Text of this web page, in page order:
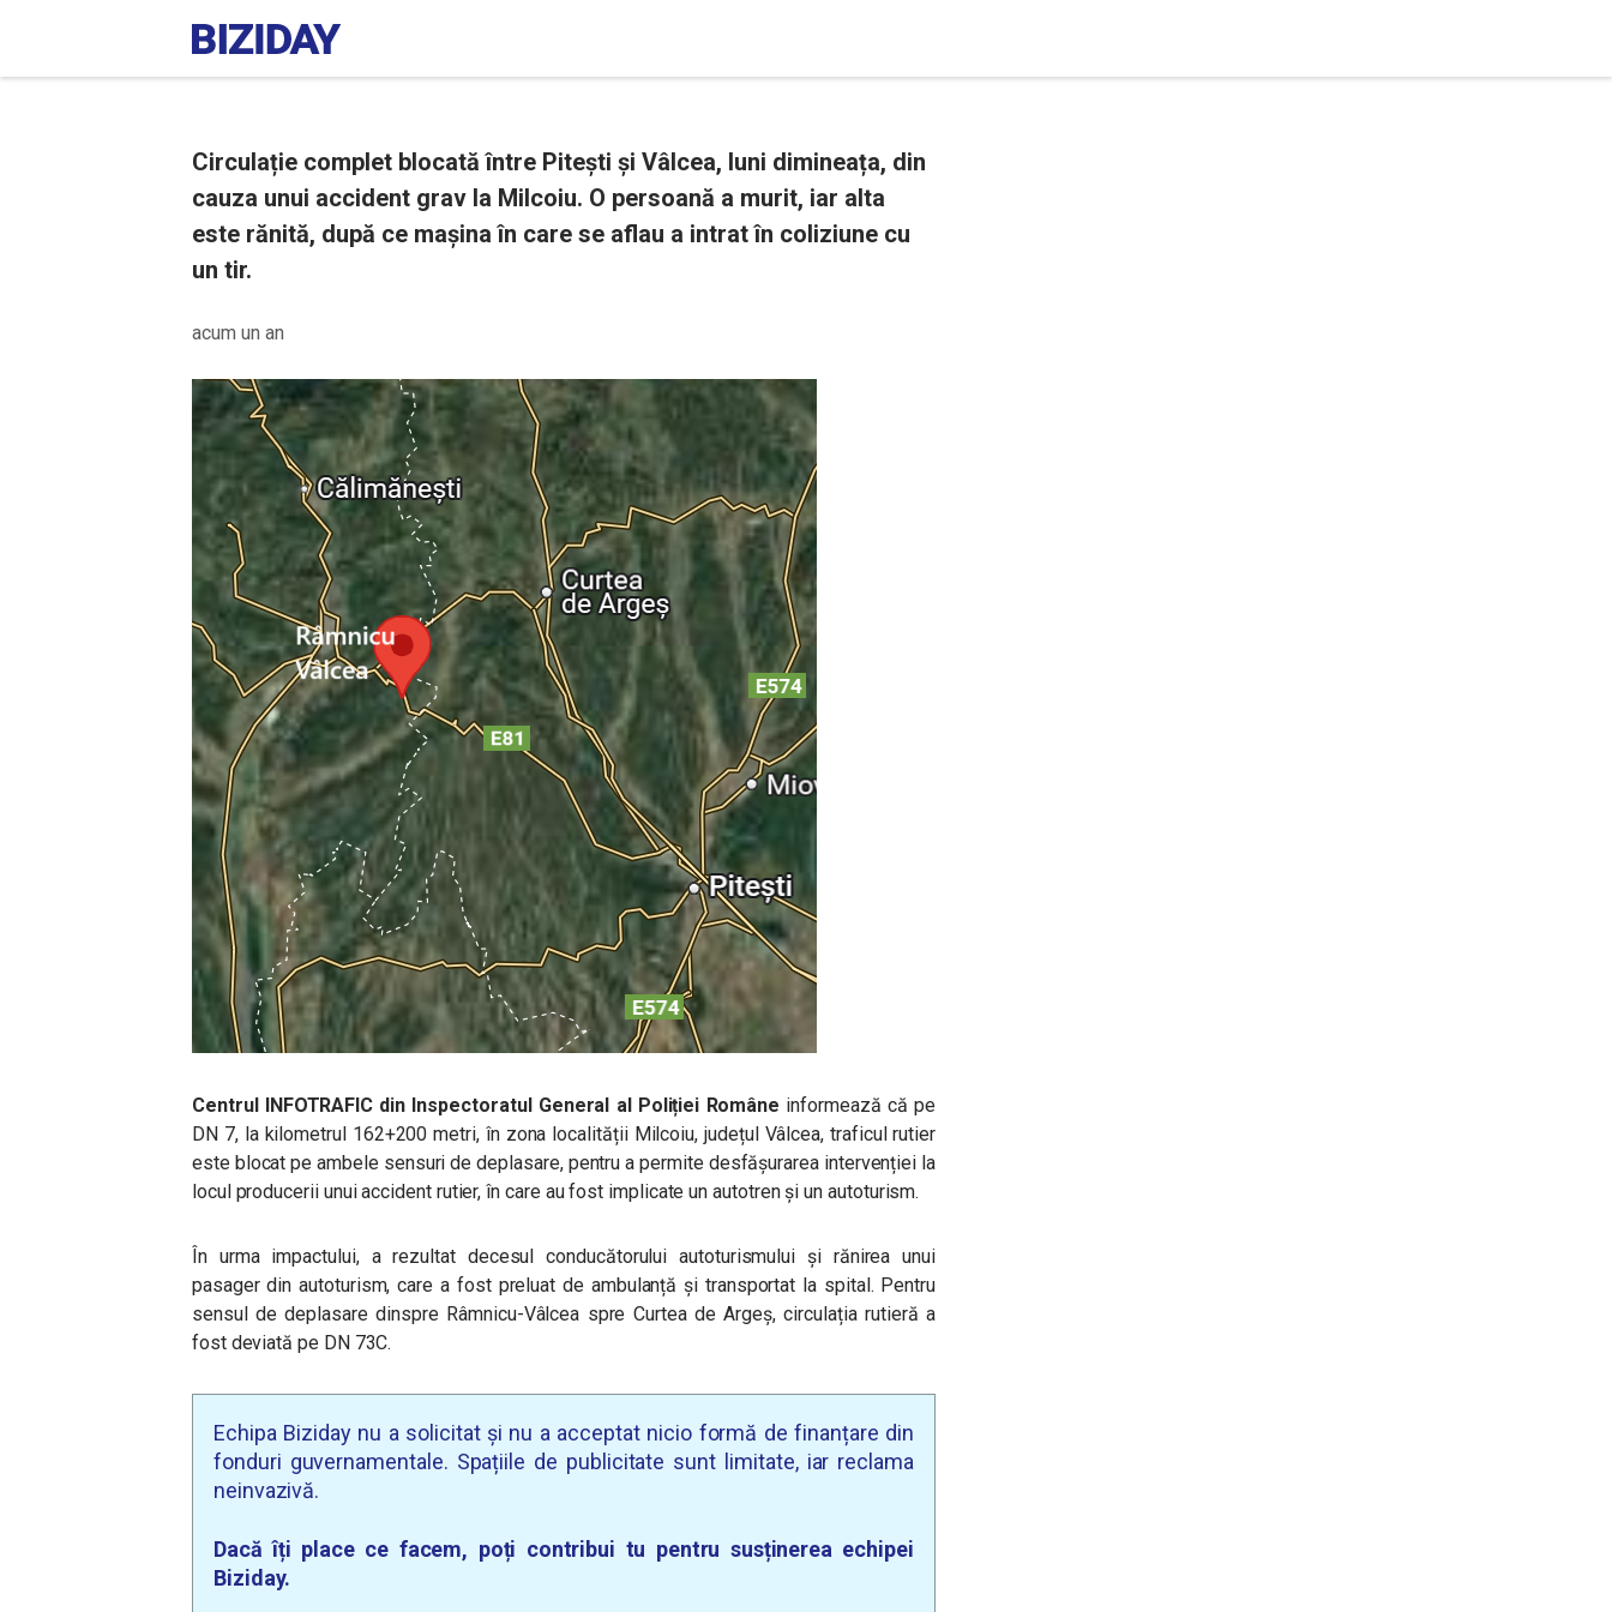
Circulație complet blocată între Pitești și Vâlcea, luni dimineața, din
cauza unui accident grav la Milcoiu. O persoană a murit, iar alta
este rănită, după ce mașina în care se aflau a intrat în coliziune cu
un tir.
acum un an
Centrul INFOTRAFIC din Inspectoratul General al Poliției Române informează că pe
DN 7, la kilometrul 162+200 metri, în zona localității Milcoiu, județul Vâlcea, traficul rutier
este blocat pe ambele sensuri de deplasare, pentru a permite desfășurarea intervenției la
locul producerii unui accident rutier, în care au fost implicate un autotren și un autoturism.
În urma impactului, a rezultat decesul conducătorului autoturismului și rănirea unui
pasager din autoturism, care a fost preluat de ambulanță și transportat la spital. Pentru
sensul de deplasare dinspre Râmnicu-Vâlcea spre Curtea de Argeș, circulația rutieră a
fost deviată pe DN 73C.
Echipa Biziday nu a solicitat și nu a acceptat nicio formă de finanțare din
fonduri guvernamentale. Spațiile de publicitate sunt limitate, iar reclama
neinvazivă.
Dacă îți place ce facem, poți contribui tu pentru susținerea echipei
Biziday.